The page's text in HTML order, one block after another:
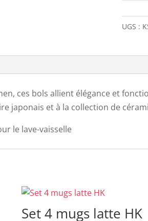
de
UGS :
ces bols allient élégance et
japonais et à la collection de
le lave-vaisselle
Set 4 mugs latte HK